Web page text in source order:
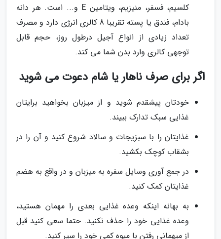
کلسیم، فسفر، منیزیم، ویتامین E و... است. هر دانه
بادام، فندق یا پسته تقریبا 8 کالری انرژی دارد و مصرف
تعداد زیادی از انواع آجیل درطول روز، حجم قابل
توجهی کالری وارد بدن شما می کند.
اگر برای صرف ناهار یا شام دعوت می شوید
خودتان پیشقدم شوید و از میزبان بخواهید برایتان
غذایی سبک تدارک ببیند.
غذایتان را با سبزیجات و سالاد شروع کنید و آن را در
بشقاب کوچک بکشید.
در جمع آوری وسایل سفره به میزبان و در واقع به هضم
غذایتان کمک کنید.
به بهانه اینکه وعده غذایی بعدی را مهمان هستید،
وعده غذایی خود را حذف نکنید. حتما سعی کنید قبل
از میهمانی رفتن با میوه کمی خود را سیر کنید.